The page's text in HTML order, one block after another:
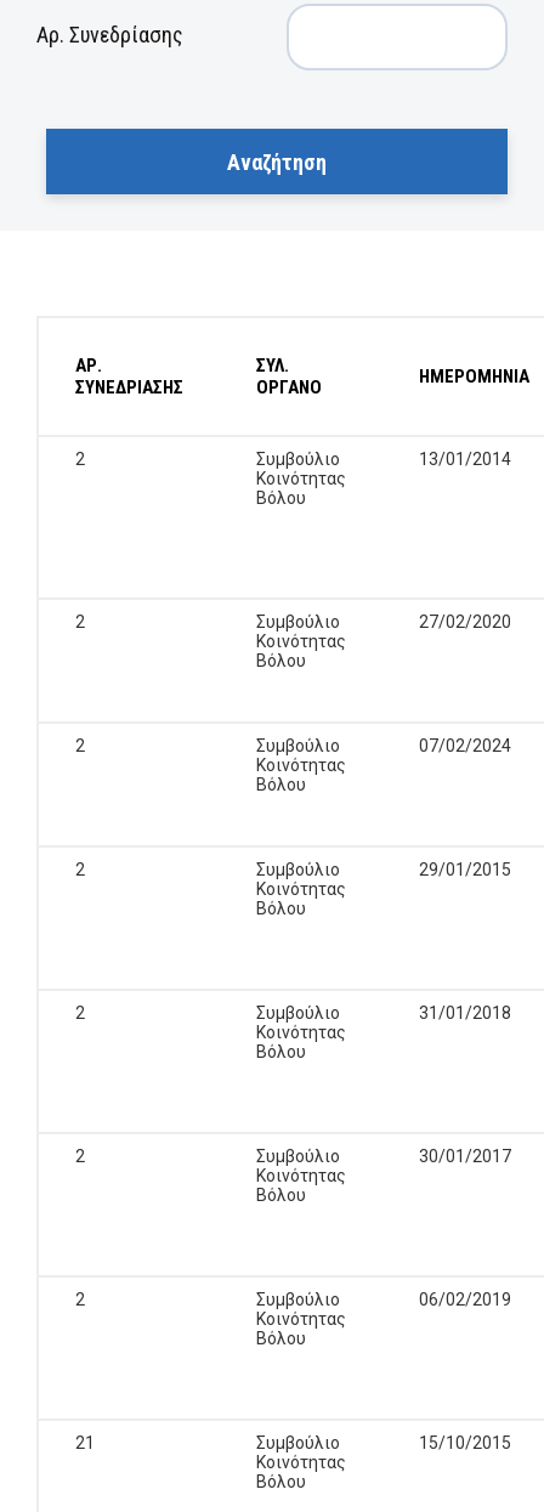
Αρ. Συνεδρίασης
ΑΡ.
ΣΥΝΕΔΡΙΑΣΗΣ
ΣΥΛ.
ΟΡΓΑΝΟ
ΗΜΕΡΟΜΗΝΙΑ
2
Συμβούλιο
Κοινότητας
Βόλου
13/01/2014
2
Συμβούλιο
Κοινότητας
Βόλου
27/02/2020
2
Συμβούλιο
Κοινότητας
Βόλου
07/02/2024
2
Συμβούλιο
Κοινότητας
Βόλου
29/01/2015
2
Συμβούλιο
Κοινότητας
Βόλου
31/01/2018
2
Συμβούλιο
Κοινότητας
Βόλου
30/01/2017
2
Συμβούλιο
Κοινότητας
Βόλου
06/02/2019
21
Συμβούλιο
Κοινότητας
Βόλου
15/10/2015